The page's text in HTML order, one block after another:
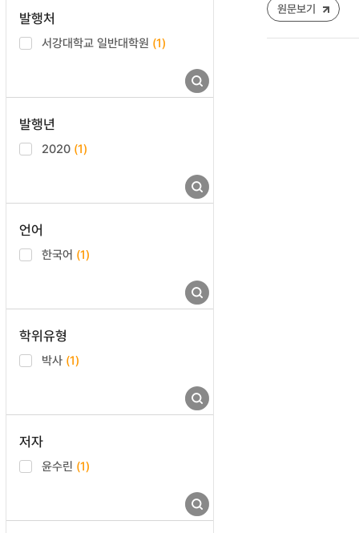
발행처
서강대학교 일반대학원 (1)
발행년
2020 (1)
언어
한국어 (1)
학위유형
박사 (1)
저자
윤수린 (1)
원문보기